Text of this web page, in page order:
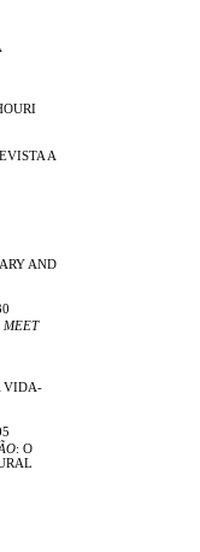
A
AND
MEET
VIDA-
: O